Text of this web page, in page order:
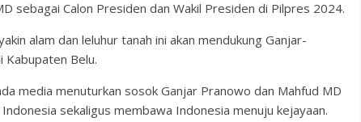
sebagai Calon Presiden dan Wakil Presiden di Pilpres 2024.
alam dan leluhur tanah ini akan mendukung Ganjar-
Kabupaten Belu.
media menuturkan sosok Ganjar Pranowo dan Mahfud MD
sekaligus membawa Indonesia menuju kejayaan.